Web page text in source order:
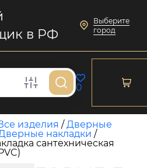
в РФ
Выберите
город
0
изделия /Дверные
накладки /
сантехническая